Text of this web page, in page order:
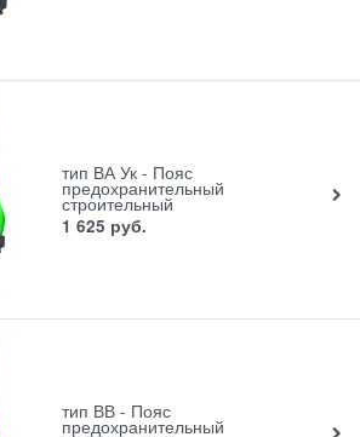
тип ВА Ук - Пояс
предохранительный
строительный
1 625 руб.
тип ВВ - Пояс
предохранительный